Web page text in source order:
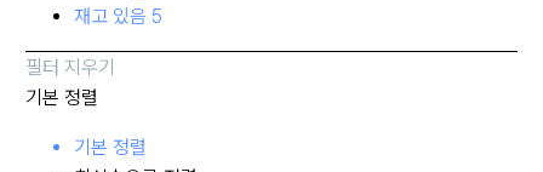
재고 있음 5
필터 지우기
기본 정렬
기본 정렬